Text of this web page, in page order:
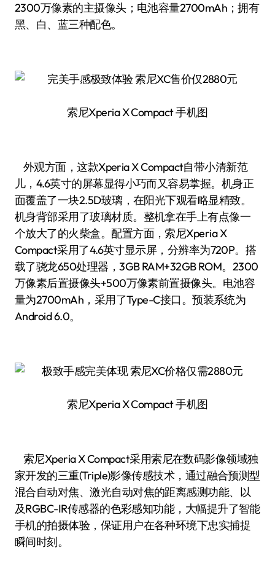
2300万像素的主摄像头；电池容量2700mAh；拥有
黑、白、蓝三种配色。
索尼Xperia X Compact 手机图
外观方面，这款Xperia X Compact自带小清新范
儿，4.6英寸的屏幕显得小巧而又容易掌握。机身正
面覆盖了一块2.5D玻璃，在阳光下观看略显精致。
机身背部采用了玻璃材质。整机拿在手上有点像一
个放大了的火柴盒。配置方面，索尼Xperia X
Compact采用了4.6英寸显示屏，分辨率为720P。搭
载了骁龙650处理器，3GB RAM+32GB ROM。2300
万像素后置摄像头+500万像素前置摄像头。电池容
量为2700mAh，采用了Type-C接口。预装系统为
Android 6.0。
索尼Xperia X Compact 手机图
索尼Xperia X Compact采用索尼在数码影像领域独
家开发的三重(Triple)影像传感技术，通过融合预测型
混合自动对焦、激光自动对焦的距离感测功能、以
及RGBC-IR传感器的色彩感知功能，大幅提升了智能
手机的拍摄体验，保证用户在各种环境下忠实捕捉
瞬间时刻。